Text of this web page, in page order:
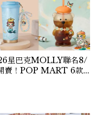
星巴克MOLLY聯名8/
賣！POP MART 6款